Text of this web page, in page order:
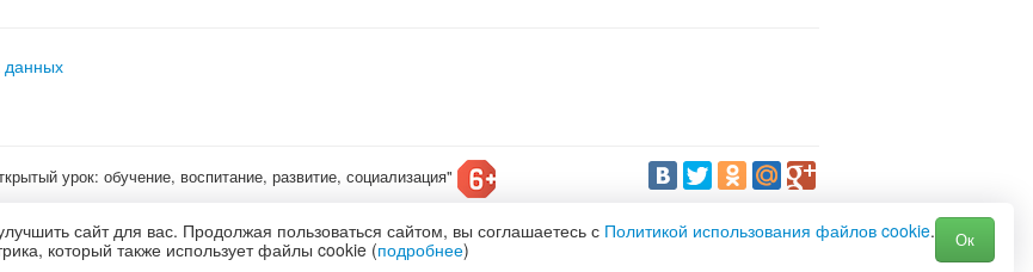
данных
урок: обучение, воспитание, развитие, социализация"
обработки и защиты персональных данных
сайт для вас. Продолжая пользоваться сайтом, вы соглашаетесь с Политикой использования файлов cookie.
который также использует файлы cookie (подробнее) Ок